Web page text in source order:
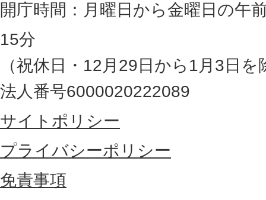
岡
県
の
最
東
部
に
置
開庁時間：月曜日から金曜日の午
15分
（祝休日・12月29日から1月3日を
法人番号6000020222089
サイトポリシー
プライバシーポリシー
免責事項